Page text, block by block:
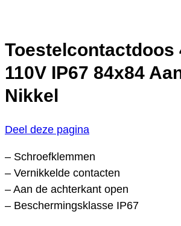
Toestelcontactdoos
110V IP67 84x84
Nikkel
Deel deze pagina
– Schroefklemmen
– Vernikkelde contacten
– Aan de achterkant open
– Beschermingsklasse IP67